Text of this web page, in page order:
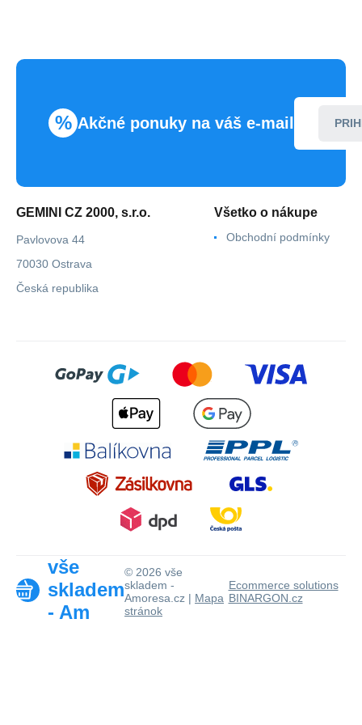
% Akčné ponuky na váš e-mail
GEMINI CZ 2000, s.r.o.
Pavlovova 44
70030 Ostrava
Česká republika
Všetko o nákupe
Obchodní podmínky
vše
skladem
- Am
© 2026 vše
skladem -
Amoresa.cz | Mapa
stránok
Ecommerce solutions
BINARGON.cz